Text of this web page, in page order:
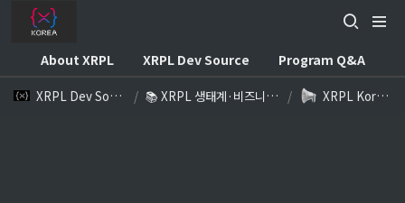
About XRPL XRPL Dev Source Program Q&A
XRPL Dev Source / 📚 XRPL 생태계·비즈니스 참고자료 / XRPL Korea X